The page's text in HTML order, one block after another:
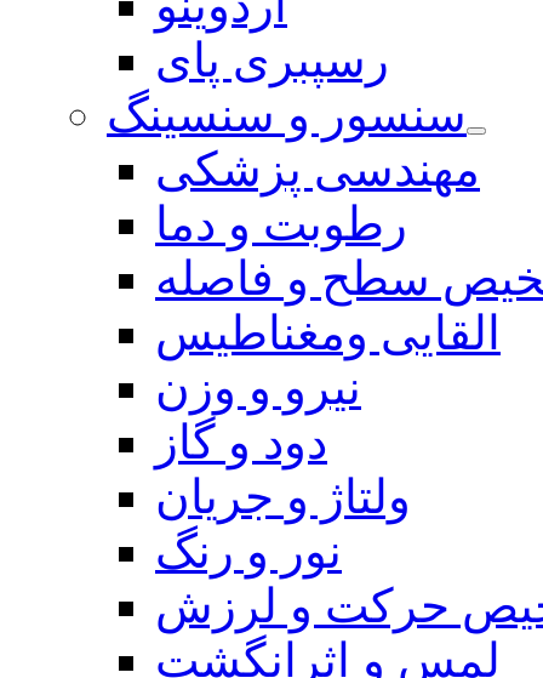
رسپبری پای
سنسور و سنسینگ
مهندسی پزشکی
رطوبت و دما
سطح و فاصله
القایی ومغناطیس
نیرو و وزن
دود و گاز
ولتاژ و جریان
نور و رنگ
حرکت و لرزش
لمس و اثرانگشت